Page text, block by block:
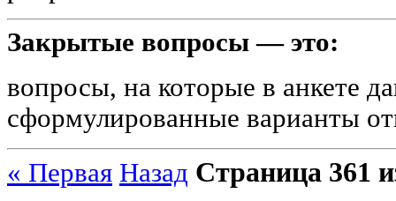
Закрытые вопросы — это:
вопросы, на которые в анкете
сформулированные варианты
« Первая Назад Страница 361